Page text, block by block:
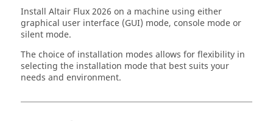
Install Altair Flux2026 on a machine using either
graphical user interface (GUI) mode, console mode or
silent mode.
The choice of installation modes allows for flexibility in
selecting the installation mode that best suits your
needs and environment.